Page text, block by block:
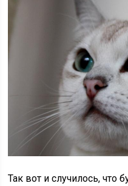
Так вот и случилось, что